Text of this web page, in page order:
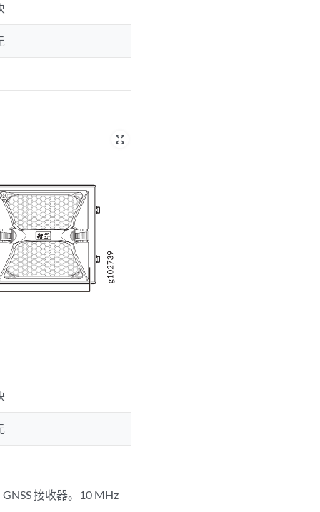
zoom_out_map
接收器。10 MHz